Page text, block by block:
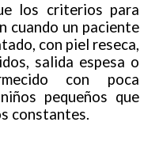
los criterios para
cuando un paciente
con piel reseca,
salida espesa o
con poca
pequeños que
constantes.